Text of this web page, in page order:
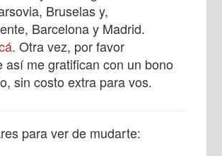
Bruselas y,
Barcelona y Madrid.
. Otra vez, por favor
así me gratifican con un bono
sin costo extra para vos.
para ver de mudarte: